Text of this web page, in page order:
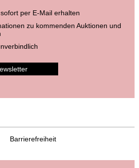
per E-Mail erhalten
zu kommenden Auktionen und
Barrierefreiheit